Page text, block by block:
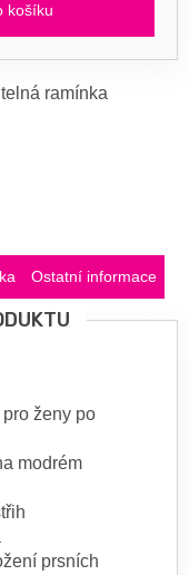
košíku
ramínka
Ostatní informace
ženy po
modrém
prsních